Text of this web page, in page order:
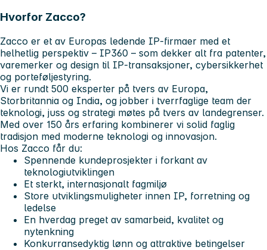
Hvorfor Zacco?
Zacco er et av Europas ledende IP‑firmaer med et
helhetlig perspektiv – IP360 – som dekker alt fra patenter,
varemerker og design til IP‑transaksjoner, cybersikkerhet
og porteføljestyring.
Vi er rundt 500 eksperter på tvers av Europa,
Storbritannia og India, og jobber i tverrfaglige team der
teknologi, juss og strategi møtes på tvers av landegrenser.
Med over 150 års erfaring kombinerer vi solid faglig
tradisjon med moderne teknologi og innovasjon.
Hos Zacco får du:
Spennende kundeprosjekter i forkant av
teknologiutviklingen
Et sterkt, internasjonalt fagmiljø
Store utviklingsmuligheter innen IP, forretning og
ledelse
En hverdag preget av samarbeid, kvalitet og
nytenkning
Konkurransedyktig lønn og attraktive betingelser